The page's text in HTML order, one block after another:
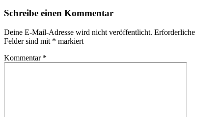
Schreibe einen Kommentar
Deine E-Mail-Adresse wird nicht veröffentlicht. Erforderliche
Felder sind mit * markiert
Kommentar *